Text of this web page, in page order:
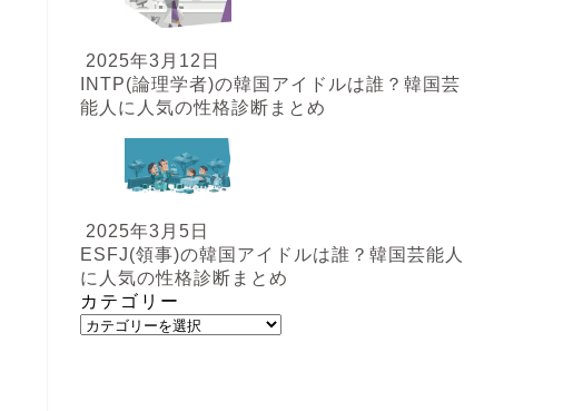
2025年3月12日
INTP(論理学者)の韓国アイドルは誰？韓国芸
能人に人気の性格診断まとめ
2025年3月5日
ESFJ(領事)の韓国アイドルは誰？韓国芸能人
に人気の性格診断まとめ
カテゴリー